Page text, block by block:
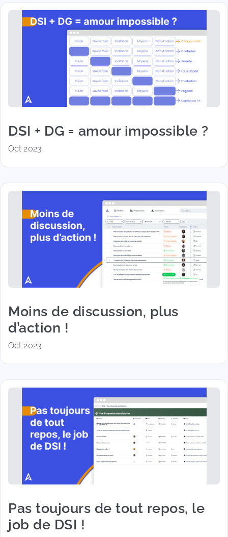
DSI + DG = amour impossible ?
Oct 2023
Moins de discussion, plus
d’action !
Oct 2023
Pas toujours de tout repos, le
job de DSI !